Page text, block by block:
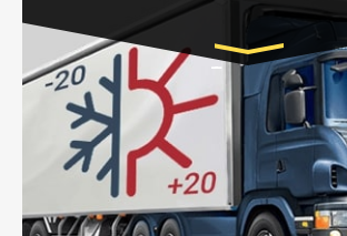
Транспорт:
Газель (1,5 и 3 тонны), Бычок,
10 тонн
от 6000 руб.
- Рефрижераторные перевозки грузов
соблюдением температурного